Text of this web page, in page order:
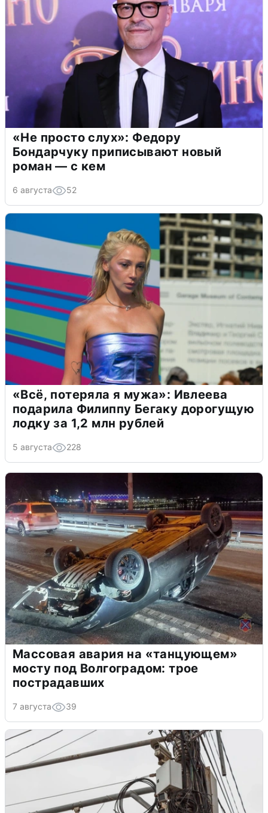
«Не просто слух»: Федору
Бондарчуку приписывают новый
роман — с кем
6 августа 52
«Всё, потеряла я мужа»: Ивлеева
подарила Филиппу Бегаку дорогущую
лодку за 1,2 млн рублей
5 августа 228
Массовая авария на «танцующем»
мосту под Волгоградом: трое
пострадавших
7 августа 39